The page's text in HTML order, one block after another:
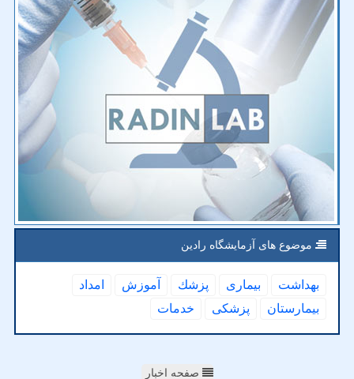
موضوع های آزمایشگاه رادین
بهداشت بیماری پزشك آموزش
امداد
بیمارستان
پزشكی خدمات
صفحه اخبار